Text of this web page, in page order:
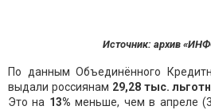
Источник: архив
По данным Объединённого
выдали россиянам 29,28тыс.
Это на 13% меньше, чем в апреле